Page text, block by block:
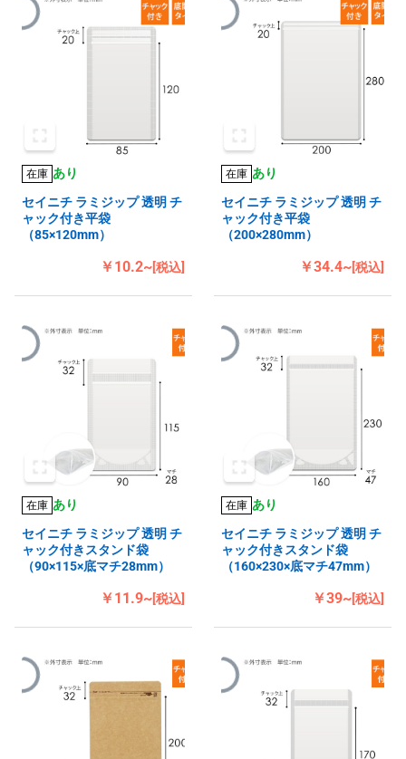
在庫 あり
セイニチ ラミジップ 透明 チ
ャック付き平袋
（85×120mm）
￥10.2~[税込]
在庫 あり
セイニチ ラミジップ 透明 チ
ャック付き平袋
（200×280mm）
￥34.4~[税込]
在庫 あり
セイニチ ラミジップ 透明 チ
ャック付きスタンド袋
（90×115×底マチ28mm）
￥11.9~[税込]
在庫 あり
セイニチ ラミジップ 透明 チ
ャック付きスタンド袋
（160×230×底マチ47mm）
￥39~[税込]